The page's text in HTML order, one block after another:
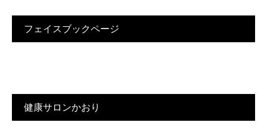
フェイスブックページ
健康サロンかおり